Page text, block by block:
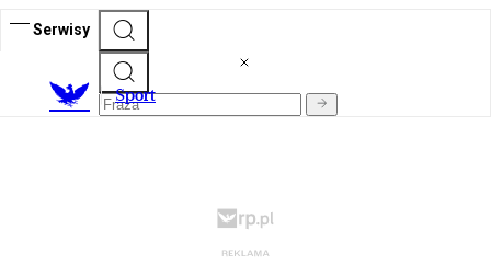
Serwisy
Sport